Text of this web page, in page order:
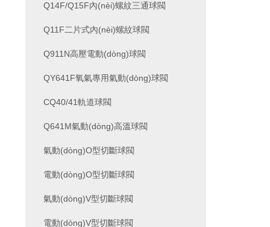
Q14F/Q15F內(nèi)螺紋三通球閥
Q11F二片式內(nèi)螺紋球閥
Q911N高壓電動(dòng)球閥
QY641F氧氣專用氣動(dòng)球閥
CQ40/41軌道球閥
Q641M氣動(dòng)高溫球閥
氣動(dòng)O型切斷球閥
電動(dòng)O型切斷球閥
氣動(dòng)V型切斷球閥
電動(dòng)V型切斷球閥